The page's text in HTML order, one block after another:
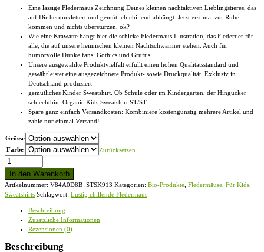
Eine lässige Fledermaus Zeichnung Deines kleinen nachtaktiven Lieblingstieres, das
auf Dir herumklettert und gemütlich chillend abhängt. Jetzt erst mal zur Ruhe
kommen und nichts überstürzen, ok?
Wie eine Krawatte hängt hier die schicke Fledermaus Illustration, das Fledertier für
alle, die auf unsere heimischen kleinen Nachtschwärmer stehen. Auch für
humorvolle Dunkelfans, Gothics und Gruftis.
Unsere ausgewählte Produktvielfalt erfüllt einen hohen Qualitätsstandard und
gewährleistet eine ausgezeichnete Produkt- sowie Druckqualität. Exklusiv in
Deutschland produziert
gemütliches Kinder Sweatshirt. Ob Schule oder im Kindergarten, der Hingucker
schlechthin. Organic Kids Sweatshirt ST/ST
Spare ganz einfach Versandkosten: Kombiniere kostengünstig mehrere Artikel und
zahle nur einmal Versand!
Grösse
Farbe
Zurücksetzen
Lustig
chillende
Fledermaus
-
Organic
Sweatshirt
In den Warenkorb
Artikelnummer: V84A0D8B_STSK913 Kategorien: Bio-Produkte Fledermäuse Für Kids
Sweatshirts Schlagwort: Lustig chillende Fledermaus
Beschreibung
Zusätzliche Informationen
Rezensionen (0)
Beschreibung